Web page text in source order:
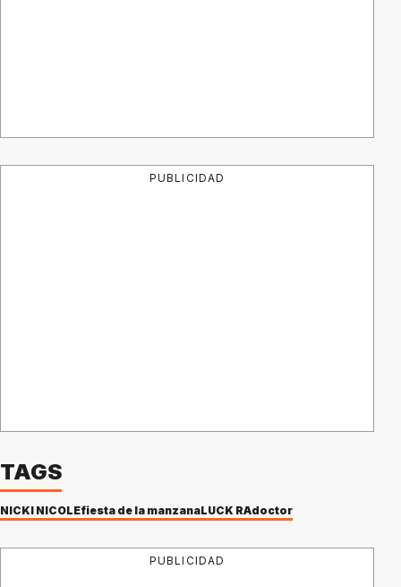
PUBLICIDAD
TAGS
NICKI NICOLEfiesta de la manzanaLUCK RAdoctor
PUBLICIDAD